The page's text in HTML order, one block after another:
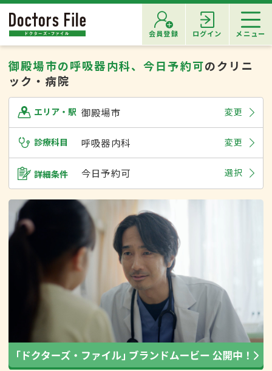
会員登録 ログイン メニュー
御殿場市の呼吸器内科、今日予約可のクリニ
ック・病院
エリア・駅 御殿場市 変更
診療科目 呼吸器内科 変更
詳細条件 今日予約可 選択